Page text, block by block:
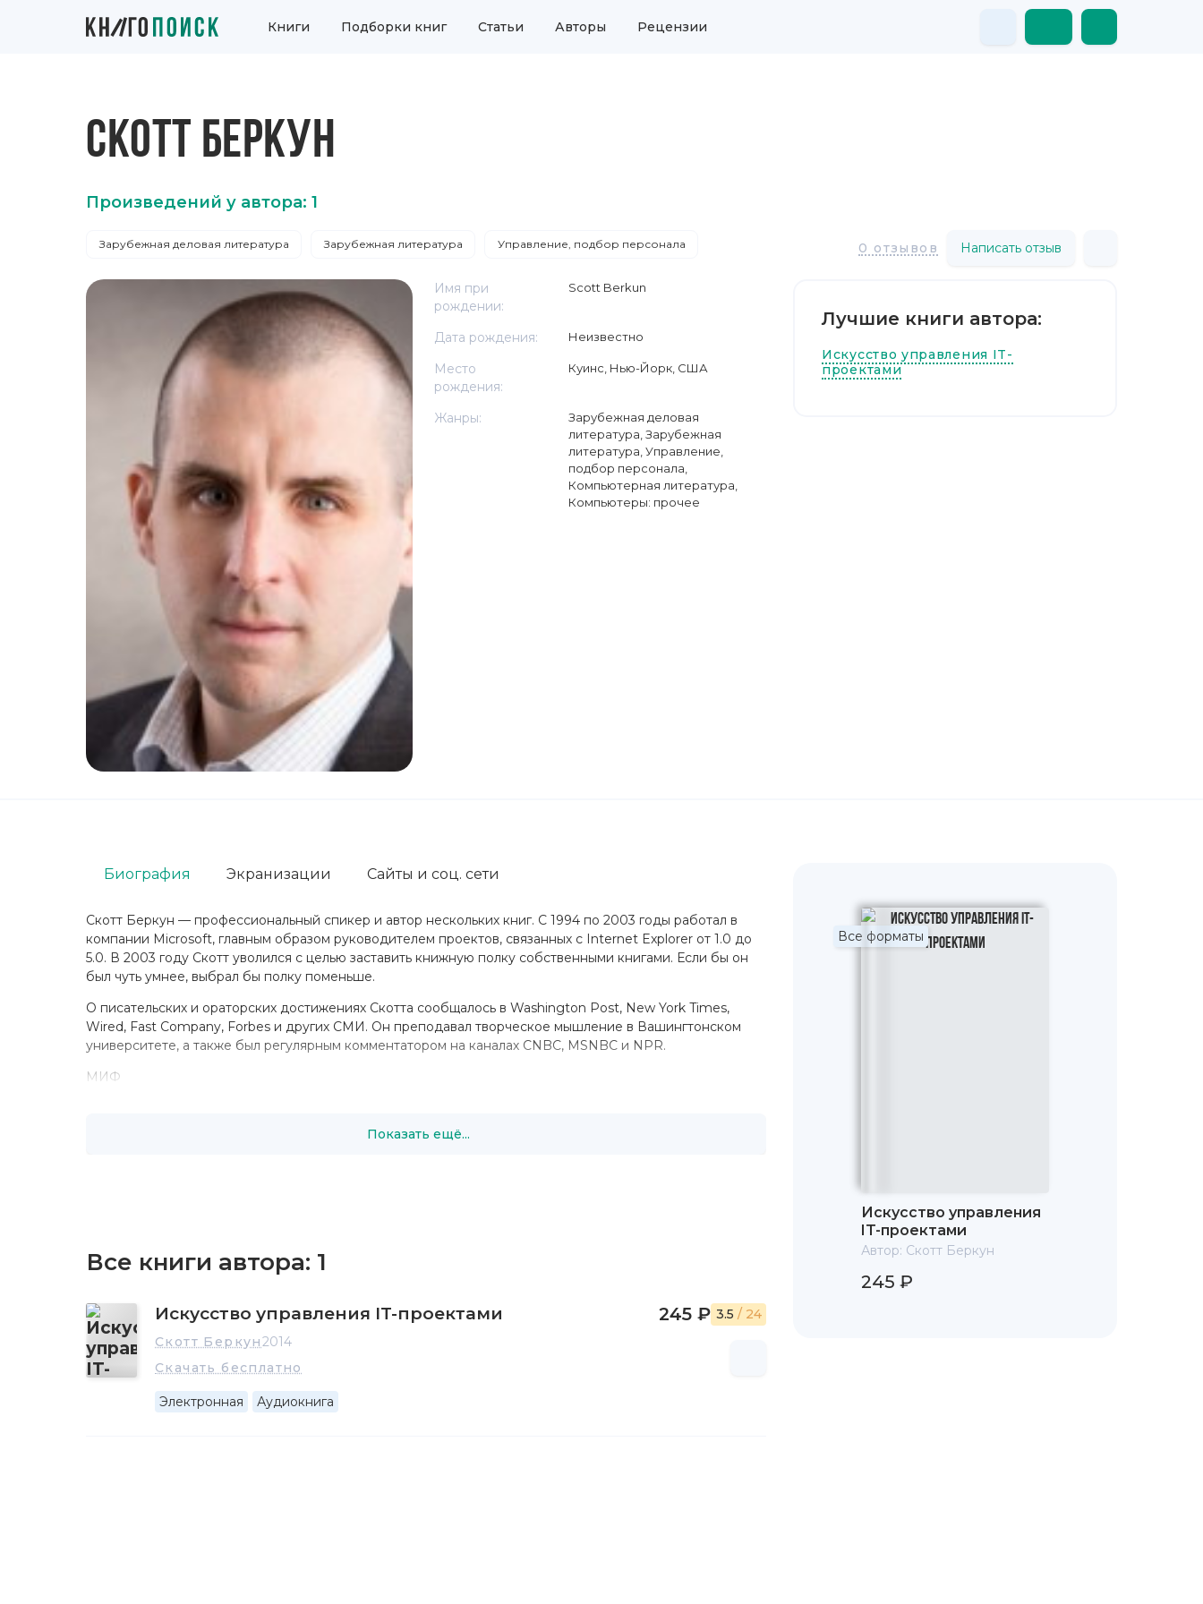
Книги Подборки книг Статьи Авторы Рецензии
СКОТТ БЕРКУН
Произведений у автора: 1
Зарубежная деловая литература Зарубежная литература Управление, подбор персонала 0 отзывов Написать отзыв
Имя при
рождении:
Scott Berkun
Дата рождения: Неизвестно
Место
рождения:
Куинс, Нью-Йорк, США
Жанры:
Зарубежная деловая
литература Зарубежная
литература Управление,
подбор персонала
Компьютерная литература
Компьютеры: прочее
Лучшие книги автора:
Искусство управления IT-
проектами
Скотт Беркун — профессиональный спикер и автор нескольких книг. С 1994 по 2003 годы работал в
компании Microsoft, главным образом руководителем проектов, связанных с Internet Explorer от 1.0 до
5.0. В 2003 году Скотт уволился с целью заставить книжную полку собственными книгами. Если бы он
был чуть умнее, выбрал бы полку поменьше.
О писательских и ораторских достижениях Скотта сообщалось в Washington Post, New York Times,
Wired, Fast Company, Forbes и других СМИ. Он преподавал творческое мышление в Вашингтонском
университете, а также был регулярным комментатором на каналах CNBC, MSNBC и NPR.
МИФ
Показать ещё...
Биография Экранизации Сайты и соц. сети
Все книги автора: 1
Искусство управления IT-проектами
Скотт Беркун2014
Скачать бесплатно
Электронная Аудиокнига
245 ₽ 3.5 / 24
Все форматы
Искусство управления
IT-проектами
Автор: Скотт Беркун
245 ₽